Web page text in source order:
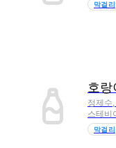
막걸리
호랑
정제수
스테비
막걸리